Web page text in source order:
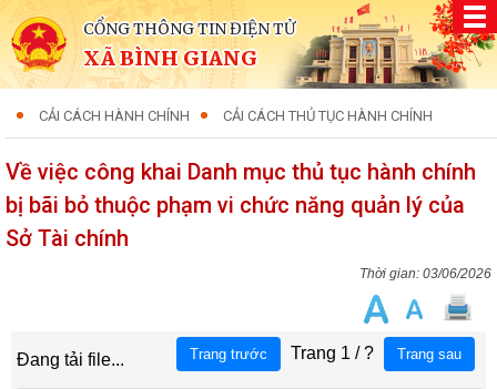
CỔNG THÔNG TIN ĐIỆN TỬ
XÃ BÌNH GIANG
CẢI CÁCH HÀNH CHÍNH CẢI CÁCH THỦ TỤC HÀNH CHÍNH
Về việc công khai Danh mục thủ tục hành chính
bị bãi bỏ thuộc phạm vi chức năng quản lý của
Sở Tài chính
03/06/2026